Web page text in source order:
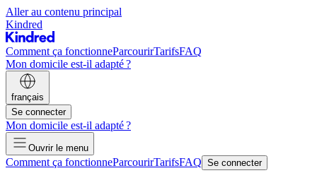
Aller au contenu principal
Kindred
Comment ça fonctionneParcourirTarifsFAQ
Mon domicile est-il adapté ?
français
Se connecter
Mon domicile est-il adapté ?
Ouvrir le menu
Comment ça fonctionneParcourirTarifsFAQ Se connecter